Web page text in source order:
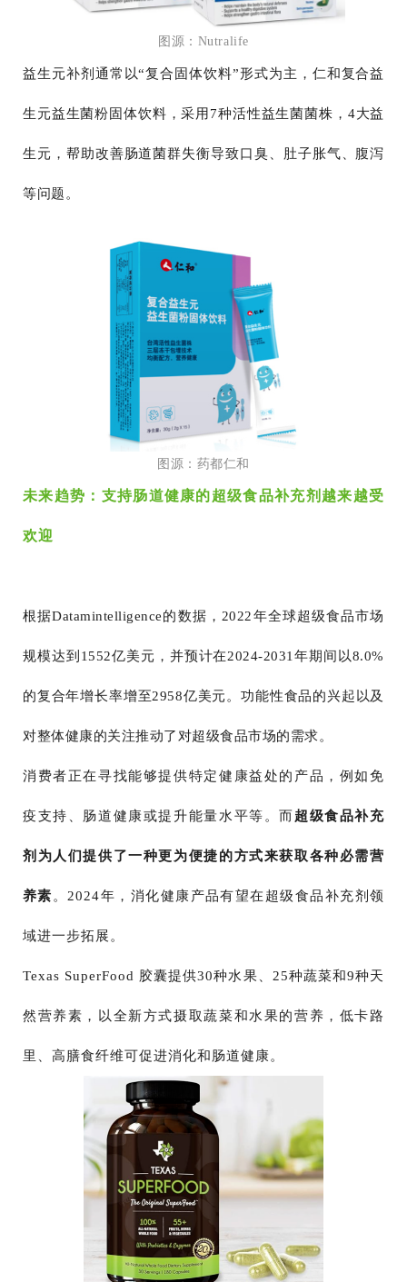
图源：Nutralife
益生元补剂通常以“复合固体饮料”形式为主，仁和复合益
生元益生菌粉固体饮料，采用7种活性益生菌菌株，4大益
生元，帮助改善肠道菌群失衡导致口臭、肚子胀气、腹泻
等问题。
图源：药都仁和
未来趋势：支持肠道健康的超级食品补充剂越来越受
欢迎
根据Datamintelligence的数据，2022年全球超级食品市场
规模达到1552亿美元，并预计在2024-2031年期间以8.0%
的复合年增长率增至2958亿美元。功能性食品的兴起以及
对整体健康的关注推动了对超级食品市场的需求。
消费者正在寻找能够提供特定健康益处的产品，例如免
疫支持、肠道健康或提升能量水平等。而 超级食品补充
剂为人们提供了一种更为便捷的方式来获取各种必需营
养素 。2024年，消化健康产品有望在超级食品补充剂领
域进一步拓展。
Texas SuperFood 胶囊提供30种水果、25种蔬菜和9种天
然营养素，以全新方式摄取蔬菜和水果的营养，低卡路
里、高膳食纤维可促进消化和肠道健康。